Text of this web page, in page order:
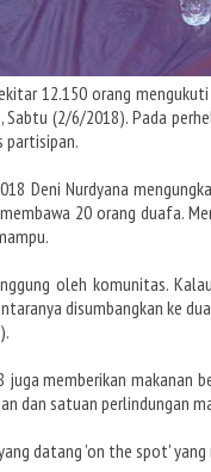
12.150 orang
Sabtu (2/6/2018). Pada
partisipan.
Deni Nurdyana
20 orang duafa.
oleh komunitas.
disumbangkan ke
juga memberikan makanan
dan satuan perlindungan
datang 'on the spot'